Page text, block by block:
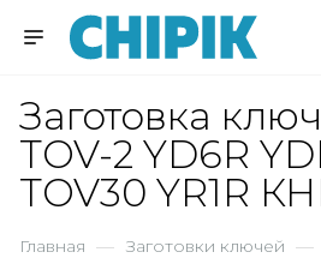
Заготовка
TOV-2 YD6R
TOV30 YR1R
Главная — Заготовки ключей —